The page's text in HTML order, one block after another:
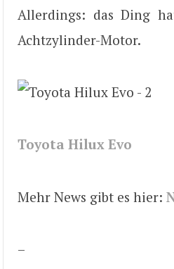
Allerdings: das Ding
Achtzylinder-Motor.
Toyota Hilux Evo
Mehr News gibt es hier:
–